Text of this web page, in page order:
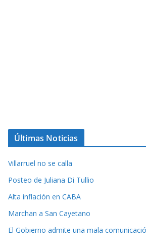
Últimas Noticias
Villarruel no se calla
Posteo de Juliana Di Tullio
Alta inflación en CABA
Marchan a San Cayetano
El Gobierno admite una mala